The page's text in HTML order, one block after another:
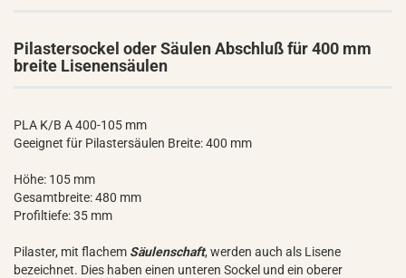
Pilastersockel oder Säulen Abschluß für 400 mm
breite Lisenensäulen
PLA K/B A 400-105 mm
Geeignet für Pilastersäulen Breite: 400 mm
Höhe: 105 mm
Gesamtbreite: 480 mm
Profiltiefe: 35 mm
Pilaster, mit flachem Säulenschaft, werden auch als Lisene
bezeichnet. Dies haben einen unteren Sockel und ein oberer